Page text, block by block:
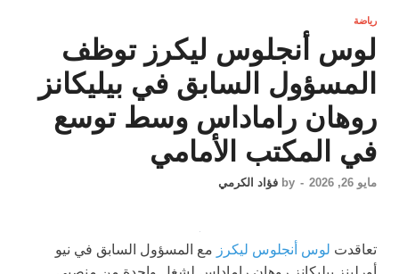
رياضة
لوس أنجلوس ليكرز توظف
المسؤول السابق في بيليكانز
روهان راماداس وسط توسع
في المكتب الأمامي
مايو 26, 2026 -
by فؤاد الكرمي
تعاقدت لوس أنجلوس ليكرز مع المسؤول السابق في نيو